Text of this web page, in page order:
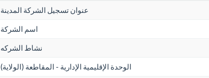
عنوان تسجيل الشركة المدينة
اسم الشركة
نشاط الشركه
الوحدة الإقليمية الإدارية - المقاطعة (الولاية)